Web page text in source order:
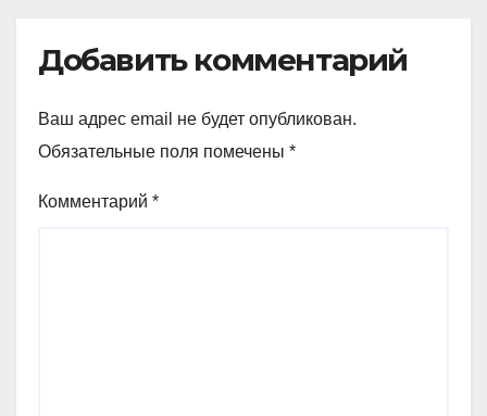
Добавить комментарий
Ваш адрес email не будет опубликован.
Обязательные поля помечены *
Комментарий *